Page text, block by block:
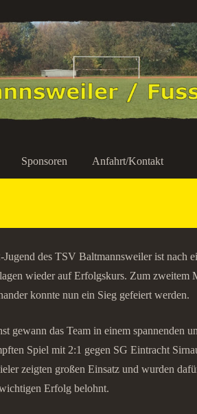
Sponsoren Anfahrt/Kontakt
des TSV Baltmannsweilerist nach
wieder auf Erfolgskurs. Zum zweitem
konnte nun ein Sieg gefeiert werden.
gewann das Team in einem spannenden
Spiel mit 2:1 gegen SG Eintracht
zeigten großen Einsatz und wurden
Erfolg belohnt.